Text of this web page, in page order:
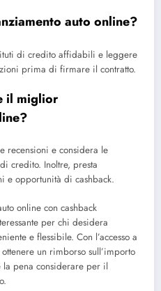
auto online?
di credito affidabili e leggere
prima di firmare il contratto.
il miglior
recensioni e considera le
credito. Inoltre, presta
e opportunità di cashback.
online con cashback
per chi desidera
e flessibile. Con l’accesso a
un rimborso sull’importo
la pena considerare per il